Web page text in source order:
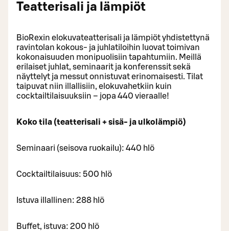
Teatterisali ja lämpiöt
BioRexin elokuvateatterisali ja lämpiöt yhdistettynä
ravintolan kokous- ja juhlatiloihin luovat toimivan
kokonaisuuden monipuolisiin tapahtumiin. Meillä
erilaiset juhlat, seminaarit ja konferenssit sekä
näyttelyt ja messut onnistuvat erinomaisesti. Tilat
taipuvat niin illallisiin, elokuvahetkiin kuin
cocktailtilaisuuksiin – jopa 440 vieraalle!
Koko tila (teatterisali + sisä- ja ulkolämpiö)
Seminaari (seisova ruokailu): 440 hlö
Cocktailtilaisuus: 500 hlö
Istuva illallinen: 288 hlö
Buffet, istuva: 200 hlö